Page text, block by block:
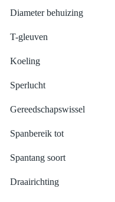
Diameter behuizing
T-gleuven
Koeling
Sperlucht
Gereedschapswissel
Spanbereik tot
Spantang soort
Draairichting